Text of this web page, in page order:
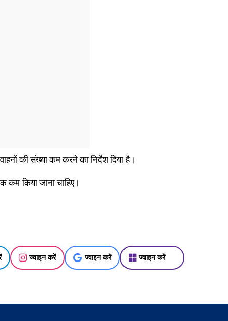
की संख्या कम करने का निर्देश दिया है।
कम किया जाना चाहिए।
ज्वाइन करें ज्वाइन करें ज्वाइन करें